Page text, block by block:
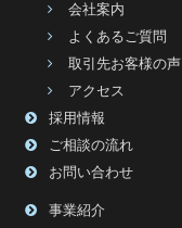
会社案内
よくあるご質問
取引先お客様の声
アクセス
採用情報
ご相談の流れ
お問い合わせ
事業紹介